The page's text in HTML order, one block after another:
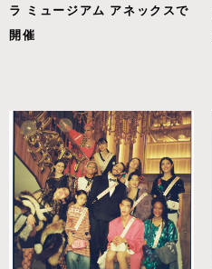
ラ ミュージアム アネックスで
開催